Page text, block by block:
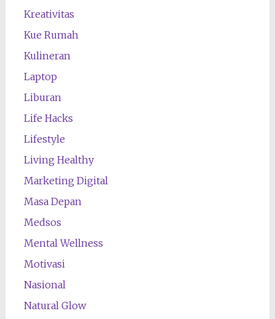
Kreativitas
Kue Rumah
Kulineran
Laptop
Liburan
Life Hacks
Lifestyle
Living Healthy
Marketing Digital
Masa Depan
Medsos
Mental Wellness
Motivasi
Nasional
Natural Glow